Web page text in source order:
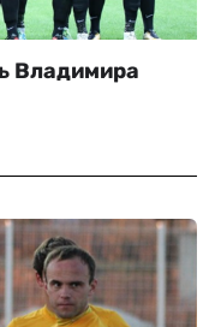
Владимира